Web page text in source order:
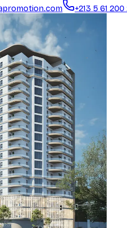
+213 5 61